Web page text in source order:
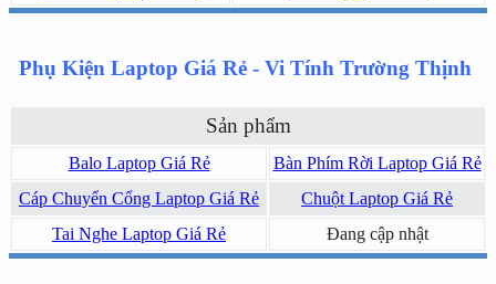
Phụ Kiện Laptop Giá Rẻ - Vi Tính Trường Thịnh
Sản phẩm
Balo Laptop Giá Rẻ
Bàn Phím Rời Laptop Giá Rẻ
Cáp Chuyển Cổng Laptop Giá Rẻ
Chuột Laptop Giá Rẻ
Tai Nghe Laptop Giá Rẻ
Đang cập nhật